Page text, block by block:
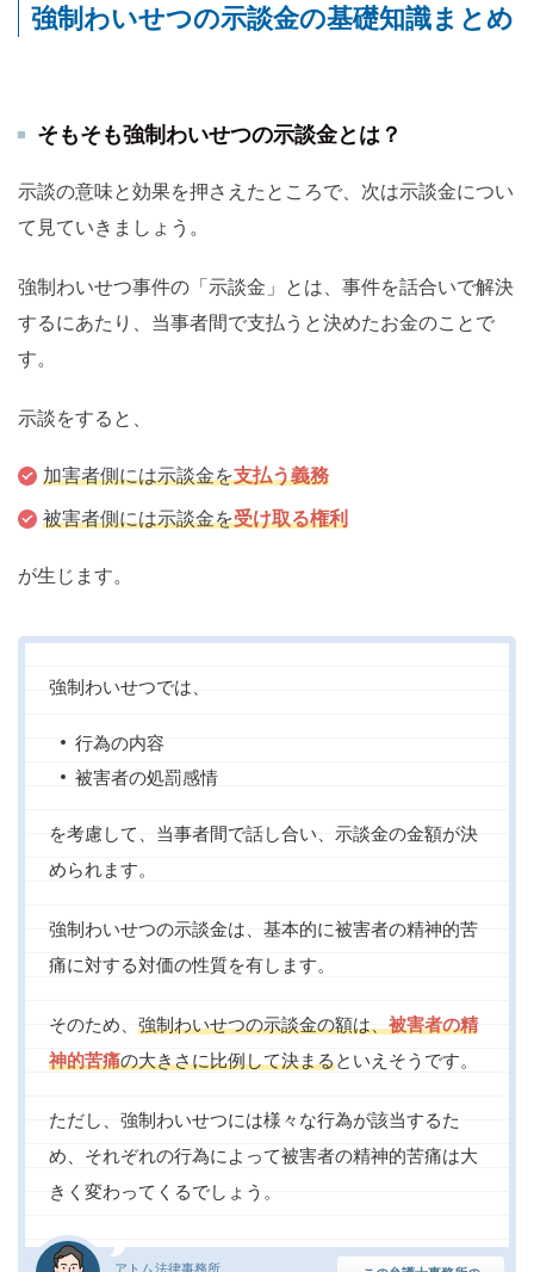
強制わいせつの示談金の基礎知識まとめ
そもそも強制わいせつの示談金とは？
示談の意味と効果を押さえたところで、次は示談金につい
て見ていきましょう。
強制わいせつ事件の「示談金」とは、事件を話合いで解決
するにあたり、当事者間で支払うと決めたお金のことで
す。
示談をすると、
加害者側には示談金を支払う義務
被害者側には示談金を受け取る権利
が生じます。
アトム法律事務所
強制わいせつでは、
行為の内容
被害者の処罰感情
を考慮して、当事者間で話し合い、示談金の金額が決
められます。
強制わいせつの示談金は、基本的に被害者の精神的苦
痛に対する対価の性質を有します。
そのため、 強制わいせつの示談金の額は、被害者の精
神的苦痛の大きさに比例して決まるといえそうです。
ただし、強制わいせつには様々な行為が該当するた
め、それぞれの行為によって被害者の精神的苦痛は大
きく変わってくるでしょう。